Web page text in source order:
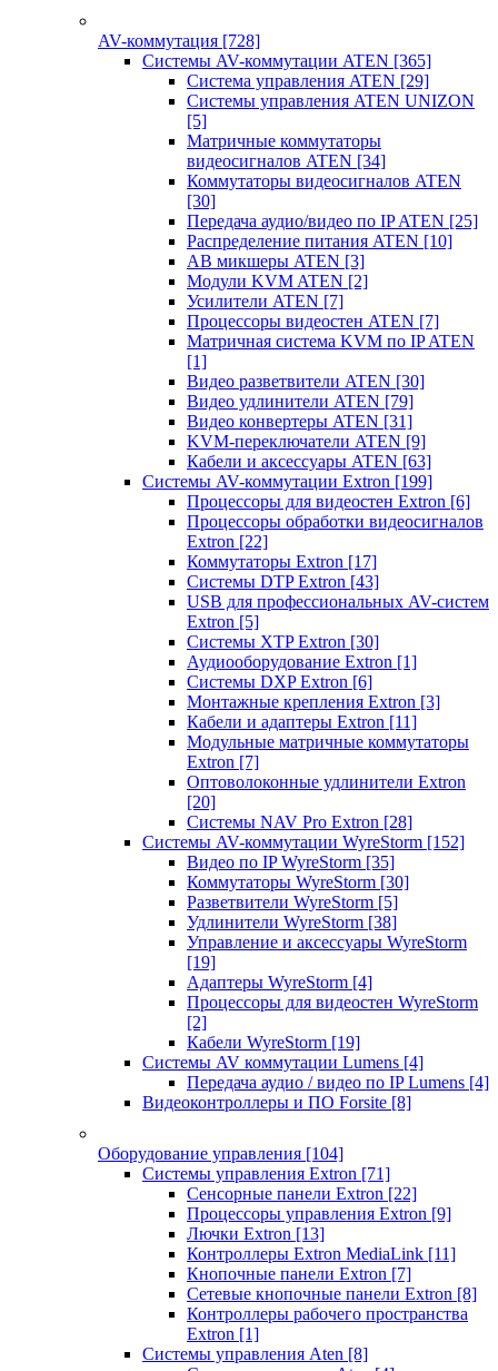
AV-коммутация [728]
Системы AV-коммутации ATEN [365]
Система управления ATEN [29]
Системы управления ATEN UNIZON
[5]
Матричные коммутаторы
видеосигналов ATEN [34]
Коммутаторы видеосигналов ATEN
[30]
Передача аудио/видео по IP ATEN [25]
Распределение питания ATEN [10]
АВ микшеры ATEN [3]
Модули KVM ATEN [2]
Усилители ATEN [7]
Процессоры видеостен ATEN [7]
Матричная система KVM по IP ATEN
[1]
Видео разветвители ATEN [30]
Видео удлинители ATEN [79]
Видео конвертеры ATEN [31]
KVM-переключатели ATEN [9]
Кабели и аксессуары ATEN [63]
Системы AV-коммутации Extron [199]
Процессоры для видеостен Extron [6]
Процессоры обработки видеосигналов
Extron [22]
Коммутаторы Extron [17]
Системы DTP Extron [43]
USB для профессиональных AV-систем
Extron [5]
Системы XTP Extron [30]
Аудиооборудование Extron [1]
Системы DXP Extron [6]
Монтажные крепления Extron [3]
Кабели и адаптеры Extron [11]
Модульные матричные коммутаторы
Extron [7]
Оптоволоконные удлинители Extron
[20]
Системы NAV Pro Extron [28]
Системы AV-коммутации WyreStorm [152]
Видео по IP WyreStorm [35]
Коммутаторы WyreStorm [30]
Разветвители WyreStorm [5]
Удлинители WyreStorm [38]
Управление и аксессуары WyreStorm
[19]
Адаптеры WyreStorm [4]
Процессоры для видеостен WyreStorm
[2]
Кабели WyreStorm [19]
Системы AV коммутации Lumens [4]
Передача аудио / видео по IP Lumens [4]
Видеоконтроллеры и ПО Forsite [8]
Оборудование управления [104]
Системы управления Extron [71]
Сенсорные панели Extron [22]
Процессоры управления Extron [9]
Лючки Extron [13]
Контроллеры Extron MediaLink [11]
Кнопочные панели Extron [7]
Сетевые кнопочные панели Extron [8]
Контроллеры рабочего пространства
Extron [1]
Системы управления Aten [8]